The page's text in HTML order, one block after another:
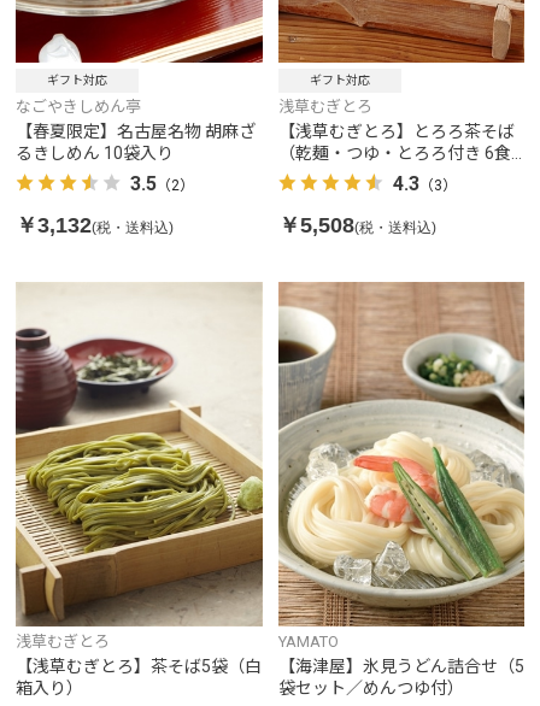
ギフト対応
なごやきしめん亭
【春夏限定】名古屋名物 胡麻ざ
るきしめん 10袋入り
3.5 （2）
￥3,132(税・送料込)
ギフト対応
浅草むぎとろ
【浅草むぎとろ】とろろ茶そば
（乾麺・つゆ・とろろ付き 6食
入り）
4.3（3）
￥5,508(税・送料込)
浅草むぎとろ
【浅草むぎとろ】茶そば5袋（白
箱入り）
YAMATO
【海津屋】氷見うどん詰合せ（5
袋セット／めんつゆ付）